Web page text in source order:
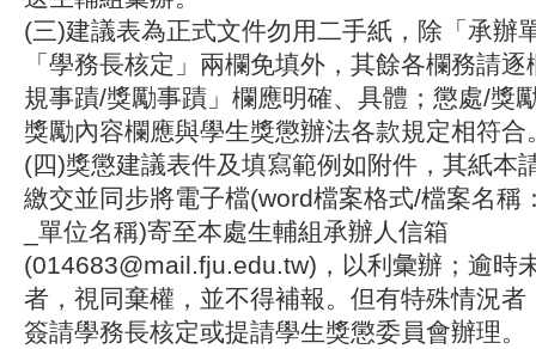
(三)建議表為正式文件勿用二手紙，除「承辦
「學務長核定」兩欄免填外，其餘各欄務請
規事蹟/獎勵事蹟」欄應明確、具體；懲處/獎
獎勵內容欄應與學生獎懲辦法各款規定相符合
(四)獎懲建議表件及填寫範例如附件，其紙本
繳交並同步將電子檔(word檔案格式/檔案名稱
_單位名稱)寄至本處生輔組承辦人信箱
(014683@mail.fju.edu.tw)，以利彙辦；逾時
者，視同棄權，並不得補報。但有特殊情況者
簽請學務長核定或提請學生獎懲委員會辦理。